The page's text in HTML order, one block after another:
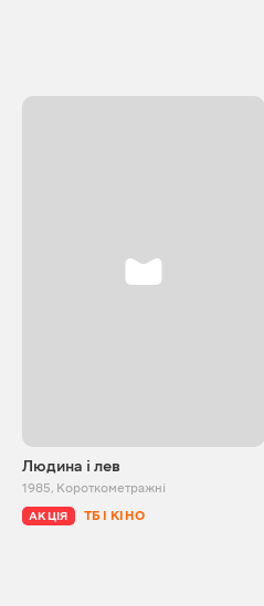
Людина і лев
1985, Короткометражні
АКЦІЯ ТБ І КІНО